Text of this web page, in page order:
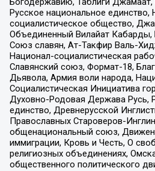
Русское национальное единство,
социалистическое общество,
Объединенный Вилайат Кабарды,
Союз славян, Ат-Такфир Валь-
Национал-социалистическая
Славянский союз, Формат-18,
Дьявола, Армия воли народа,
Социалистическая Инициатива
Духовно-Родовая Держава Русь,
единство, Древнерусской
Православных Староверов-
общенациональный союз,
иммиграции, Кровь и Честь, О
религиозных объединениях,
общественного политического